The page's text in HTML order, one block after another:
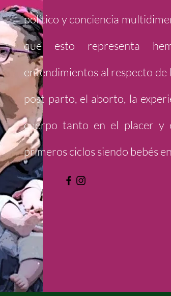
político y conciencia
que esto representa
entendimientos al respecto de
post parto, el aborto, la
cuerpo tanto en el placer
primeros ciclos siendo bebés